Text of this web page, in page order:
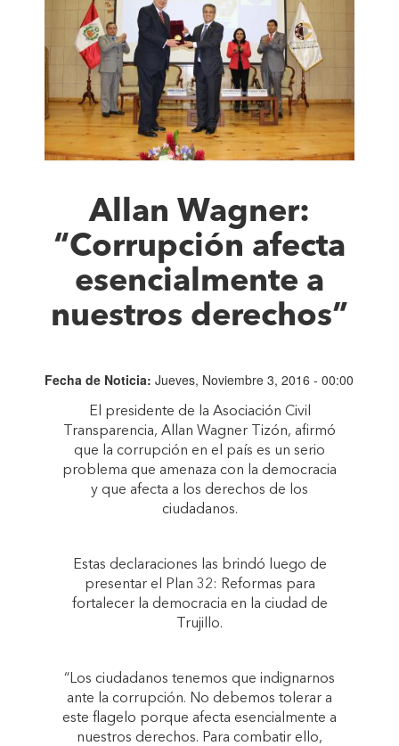
Allan Wagner:
“Corrupción afecta
esencialmente a
nuestros derechos”
Fecha de Noticia: Jueves, Noviembre 3, 2016 - 00:00
El presidente de la Asociación Civil
Transparencia, Allan Wagner Tizón, afirmó
que la corrupción en el país es un serio
problema que amenaza con la democracia
y que afecta a los derechos de los
ciudadanos.
Estas declaraciones las brindó luego de
presentar el Plan 32: Reformas para
fortalecer la democracia en la ciudad de
Trujillo.
“Los ciudadanos tenemos que indignarnos
ante la corrupción. No debemos tolerar a
este flagelo porque afecta esencialmente a
nuestros derechos. Para combatir ello,